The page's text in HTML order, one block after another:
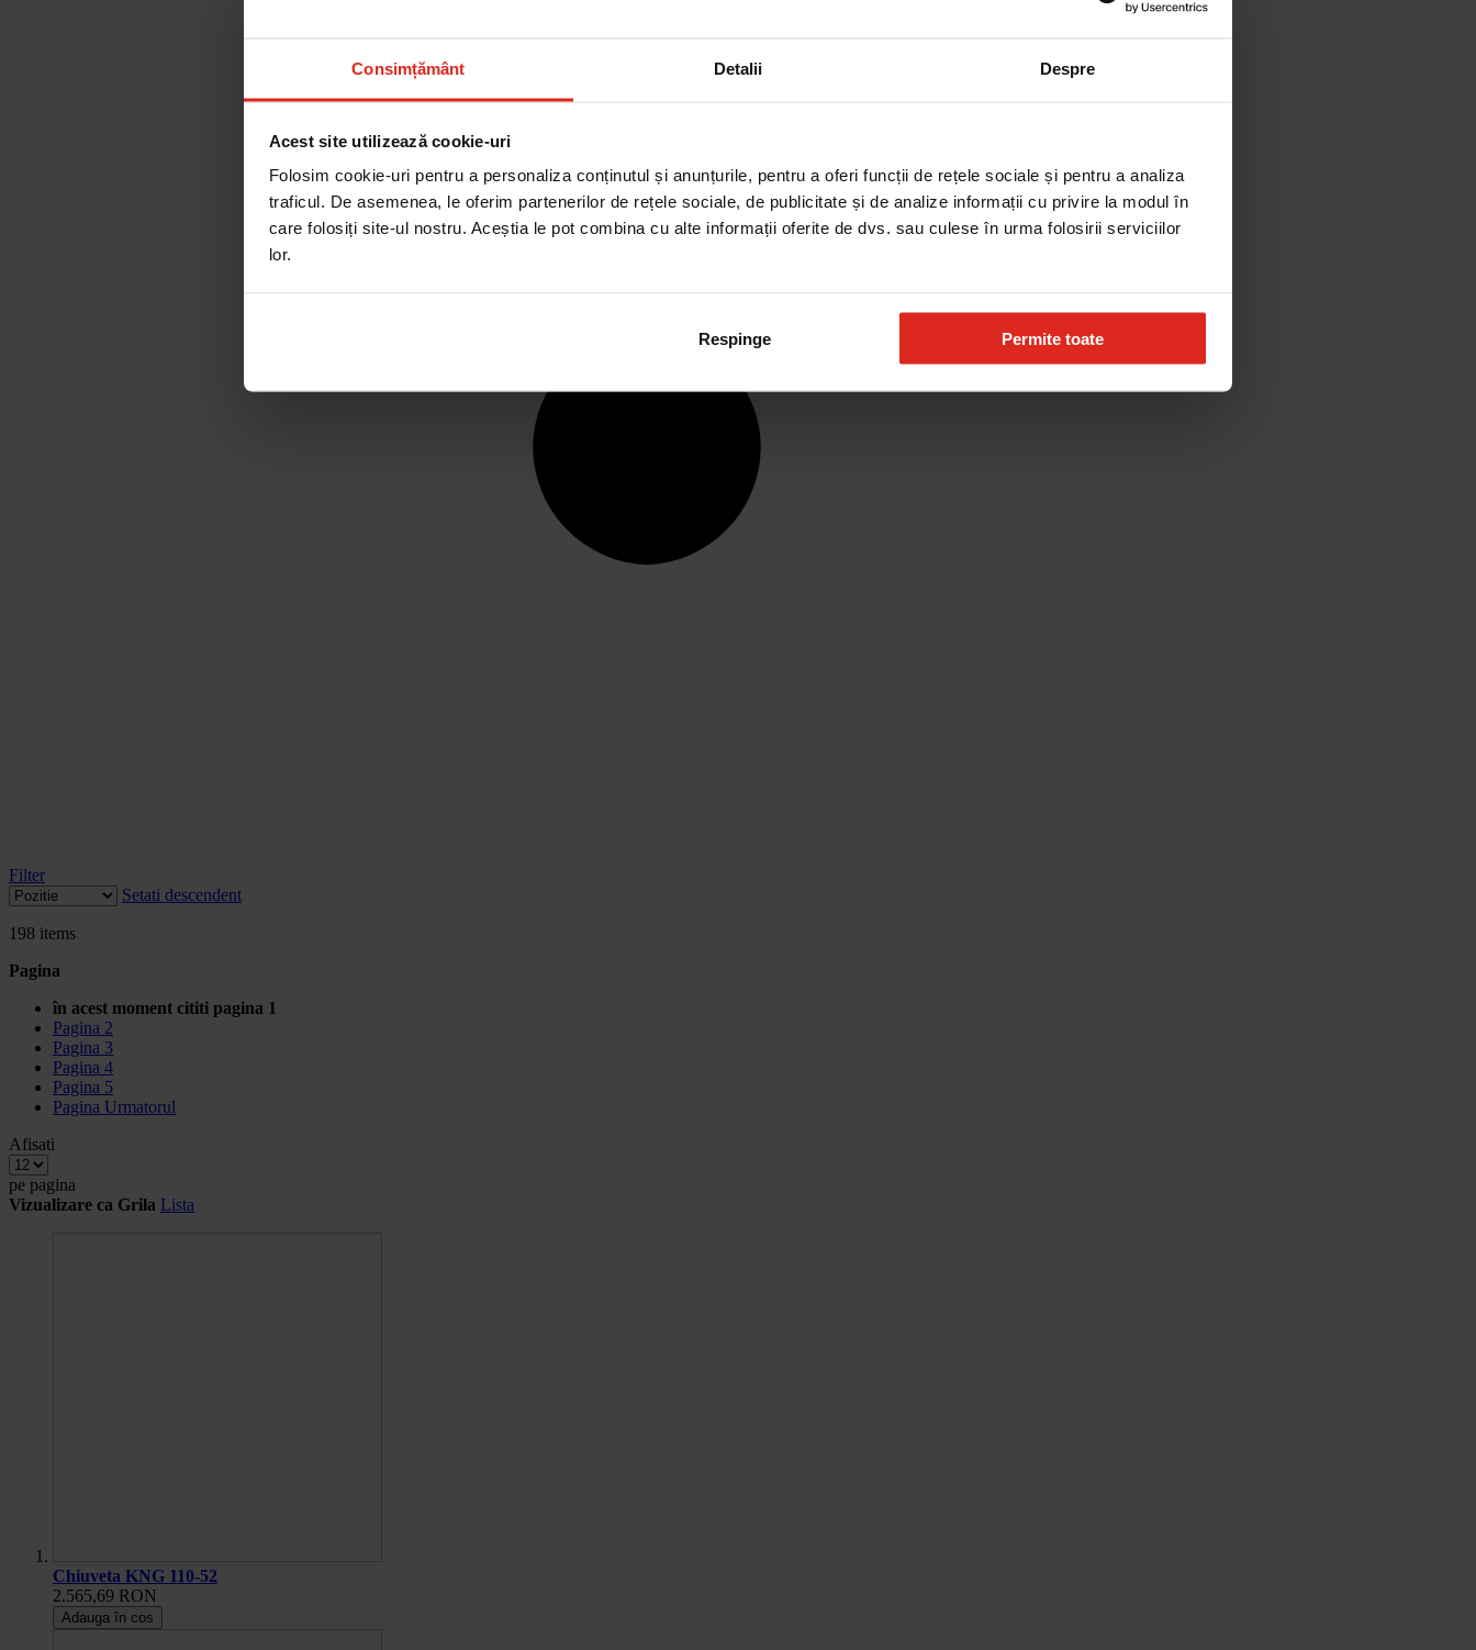
Consimțământ Detalii Despre
Acest site utilizează cookie-uri
Folosim cookie-uri pentru a personaliza conținutul și anunțurile, pentru a oferi funcții de rețele sociale și pentru a analiza
traficul. De asemenea, le oferim partenerilor de rețele sociale, de publicitate și de analize informații cu privire la modul în
care folosiți site-ul nostru. Aceștia le pot combina cu alte informații oferite de dvs. sau culese în urma folosirii serviciilor
lor.
Respinge Permite toate
Filter
Setati descendent
198 items
Pagina
în acest moment cititi pagina 1
Pagina 2
Pagina 3
Pagina 4
Pagina 5
Pagina Urmatorul
Afisati
pe pagina
Vizualizare ca Grila Lista
Chiuveta KNG 110-52
2.565,69 RON
Adauga în cos